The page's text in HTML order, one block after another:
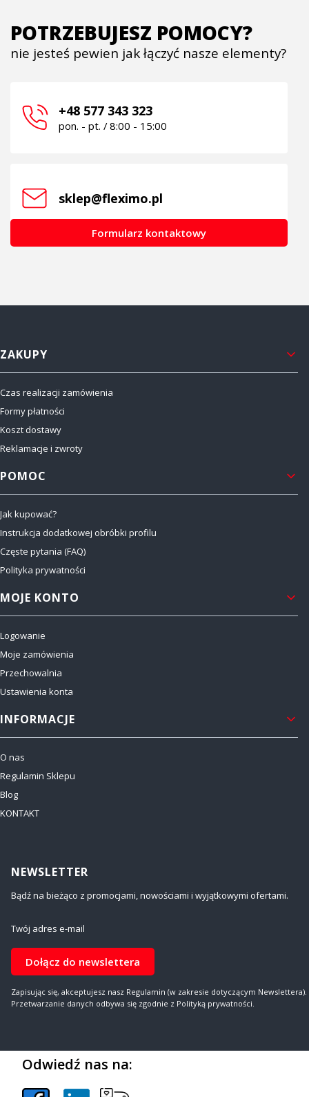
POTRZEBUJESZ POMOCY?
nie jesteś pewien jak łączyć nasze elementy?
+48 577 343 323
pon. - pt. / 8:00 - 15:00
sklep@fleximo.pl
Formularz kontaktowy
Linki w stopce
ZAKUPY
Czas realizacji zamówienia
Formy płatności
Koszt dostawy
Reklamacje i zwroty
POMOC
Jak kupować?
Instrukcja dodatkowej obróbki profilu
Częste pytania (FAQ)
Polityka prywatności
MOJE KONTO
Logowanie
Moje zamówienia
Przechowalnia
Ustawienia konta
INFORMACJE
O nas
Regulamin Sklepu
Blog
KONTAKT
NEWSLETTER
Bądź na bieżąco z promocjami, nowościami i wyjątkowymi ofertami.
Twój adres e-mail
Dołącz do newslettera
Zapisując się, akceptujesz nasz Regulamin (w zakresie dotyczącym Newslettera).
Przetwarzanie danych odbywa się zgodnie z Polityką prywatności.
Odwiedź nas na: